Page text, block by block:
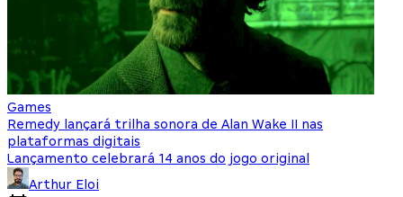
Games
Remedy lançará trilha sonora de Alan Wake II nas
plataformas digitais
Lançamento celebrará 14 anos do jogo original
Arthur Eloi